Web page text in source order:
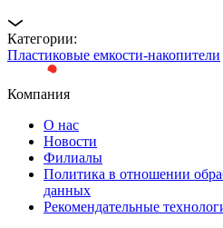
Категории:
Пластиковые емкости-накопители
Компания
О нас
Новости
Филиалы
Политика в отношении
данных
Рекомендательные